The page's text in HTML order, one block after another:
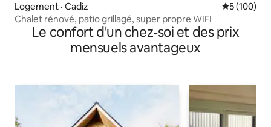
Logement · Cadiz Note
5 (100)
Chalet rénové, patio grillagé, super propre WIFI
Le confort d'un chez-soi et des prix
mensuels avantageux